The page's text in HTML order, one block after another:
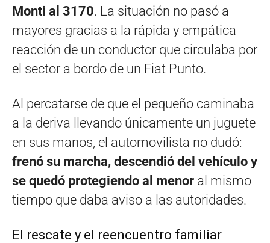
Monti al 3170. La situación no pasó a
mayores gracias a la rápida y empática
reacción de un conductor que circulaba por
el sector a bordo de un Fiat Punto.
Al percatarse de que el pequeño caminaba
a la deriva llevando únicamente un juguete
en sus manos, el automovilista no dudó:
frenó su marcha, descendió del vehículo y
se quedó protegiendo al menor al mismo
tiempo que daba aviso a las autoridades.
El rescate y el reencuentro familiar